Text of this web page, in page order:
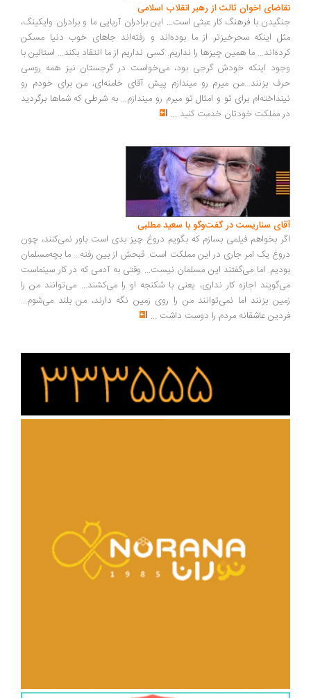
اخوان ثالث از رهبر انقلاب اسلامی
با فرهنگ کار عبثی است... این برادران آریایی ما و برادران وایکینگ،
اینکه سحرخیزتر از ما بوده‌اند و رفته‌اند جاهای خوب دنیا مسکن
ما همین چیزها را نداریم. کسی نداریم از ما انتقاد بکند... استالین با
اینکه خودش گرجی بود، می‌خواست در گرجستان نیز همه روسی
بزنند...من میرم رو میندازم پیش آقای خامنه‌ای، من برای خودم رو
برای تو و امثال تو میرم رو میندازم... به شرطی که شماها برگردید
مملکت خودتان خدمت کنید...
سناریست در گفت‌وگو با سعید مطلبی
بخواهم فیلمی بسازم که بگویم دروغ چیز بدی است باور نمی‌کنند، چون
یک امر جاری در این مملکت است. قبحش از بین رفته... ما بچه‌مسلمان
اما می‌گفتند این مسلمان نیست... وقتی به آدمی که در کار سینماست
اجازه کار نداری، یعنی با شکنجه او را می‌کشند... می‌توانند من را
بزنند اما نمی‌توانند من را روی زمین نگه دارند، من بلند می‌شوم...
عاشقانه مردم را دوست داشت ...